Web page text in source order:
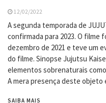
12/02/2022
A segunda temporada de
confirmada para 2023. O filme
dezembro de 2021 e teve um
do filme. Sinopse Jujutsu
elementos sobrenaturais
A mera presença deste
SAIBA MAIS